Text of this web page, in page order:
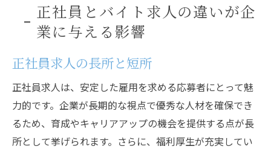
正社員とバイト求人の違いが企
業に与える影響
正社員求人の長所と短所
正社員求人は、安定した雇用を求める応募者にとって魅
力的です。企業が長期的な視点で優秀な人材を確保でき
るため、育成やキャリアアップの機会を提供する点が長
所として挙げられます。さらに、福利厚生が充実してい